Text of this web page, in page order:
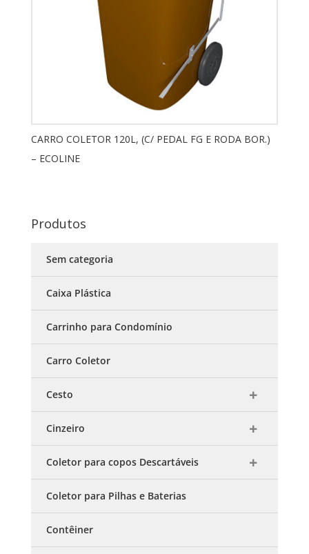
CARRO COLETOR 120L, (C/ PEDAL FG E RODA BOR.)
– ECOLINE
Produtos
Sem categoria
Caixa Plástica
Carrinho para Condomínio
Carro Coletor
Cesto
Cinzeiro
Coletor para copos Descartáveis
Coletor para Pilhas e Baterias
Contêiner